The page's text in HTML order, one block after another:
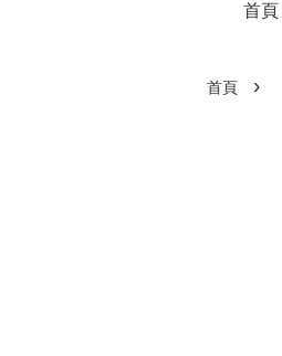
首頁
首頁 ›